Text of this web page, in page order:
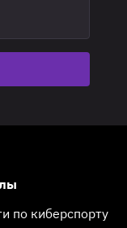
по киберспорту